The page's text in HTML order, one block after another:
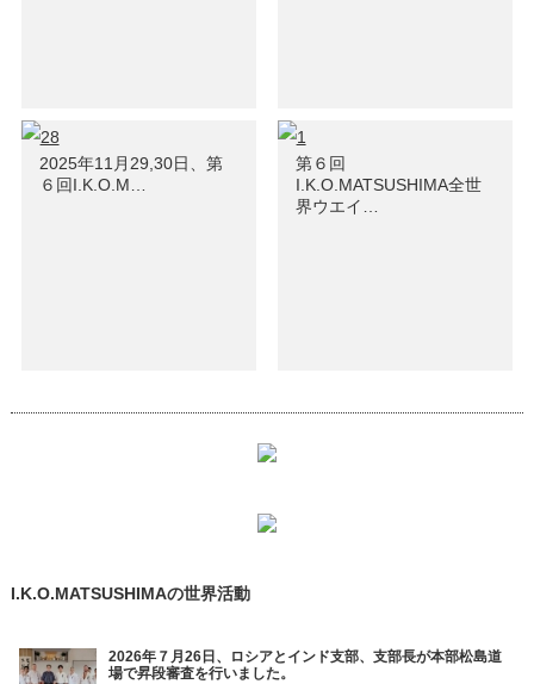
2025年11月29,30日、第
６回I.K.O.M…
第６回
I.K.O.MATSUSHIMA全世
界ウエイ…
I.K.O.MATSUSHIMAの世界活動
2026年７月26日、ロシアとインド支部、支部長が本部松島道
場で昇段審査を行いました。